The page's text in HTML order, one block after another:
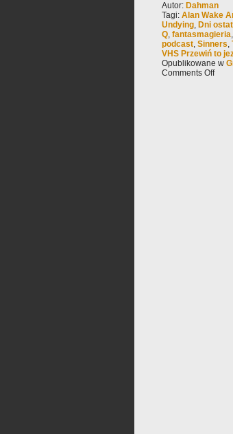
Autor: Dahman
Tagi: Alan Wake
Undying, Dni
Q, fantasmagieria,
podcast, Sinners,
VHS Przewiń to
Opublikowane w
Comments Off